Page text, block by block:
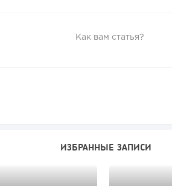
Как вам статья?
ИЗБРАННЫЕ ЗАПИСИ